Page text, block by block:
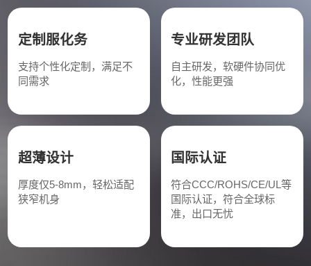
定制服化务
支持个性化定制，满足不
同需求
专业研发团队
自主研发，软硬件协同优
化，性能更强
超薄设计
厚度仅5-8mm，轻松适配
狭窄机身
国际认证
符合CCC/ROHS/CE/UL等
国际认证，符合全球标
准，出口无忧